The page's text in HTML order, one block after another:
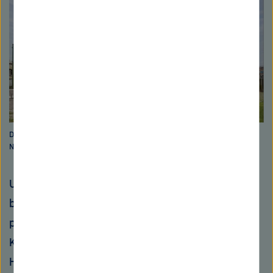
Das Nationale Centrum für Tumorerkrankungen Heidelberg. Bild:
NCT/Frank Ockert
Um Krebs noch gezielter und erfolgreicher zu
behandeln, ist ein systematischer Ausbau der
patientenorientierten translationalen
Krebsforschung notwendig. Die
Herausforderung für die nächsten Jahrzehnte